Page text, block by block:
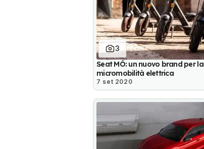
3
Seat MÓ: un nuovo brand per la
micromobilità elettrica
7 set 2020